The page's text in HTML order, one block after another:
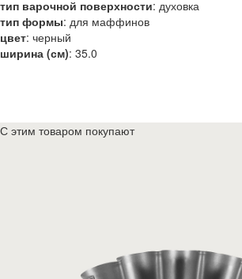
тип варочной поверхности: духовка
тип формы: для маффинов
цвет: черный
ширина (см): 35.0
С этим товаром покупают